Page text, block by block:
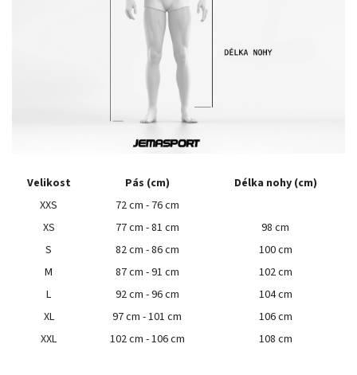
Velikost Pás (cm)
Délka nohy (cm)
XXS
72 cm - 76 cm
XS
77 cm - 81 cm
98 cm
S
82 cm - 86 cm
100 cm
M
87 cm - 91 cm
102 cm
L
92 cm - 96 cm
104 cm
XL
97 cm - 101 cm
106 cm
XXL
102 cm - 106 cm 108 cm